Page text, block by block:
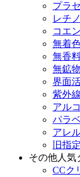
プラ
レチ
コエ
無着
無香
無鉱
界面
紫外
アル
パラ
アレ
旧指
その他人気
CCク